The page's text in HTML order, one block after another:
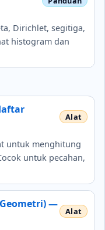
Dirichlet, segitiga,
histogram dan
untuk menghitung
untuk pecahan,
—